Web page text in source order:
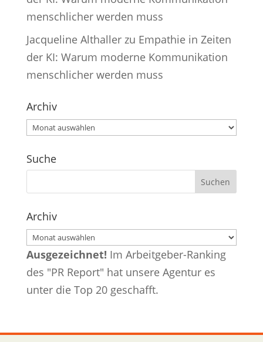
menschlicher werden muss
Jacqueline Althallerzu Empathie in Zeiten
der KI: Warum moderne Kommunikation
menschlicher werden muss
Archiv
Archiv
Suche
Archiv
Archiv
Ausgezeichnet! Im Arbeitgeber-Ranking
des "PR Report" hat unsere Agentur es
unter die Top 20 geschafft.